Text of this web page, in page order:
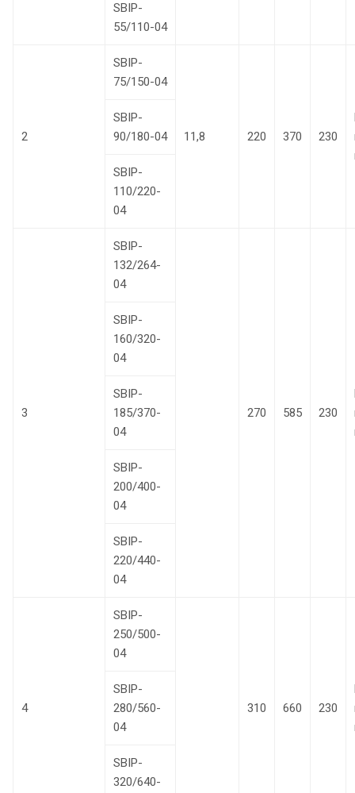
SBIP-
55/110-04
2
SBIP-
75/150-04
11,8 220 370 230
SBIP-
90/180-04
SBIP-
110/220-
04
3
SBIP-
132/264-
04
270 585 230
SBIP-
160/320-
04
SBIP-
185/370-
04
SBIP-
200/400-
04
SBIP-
220/440-
04
4
SBIP-
250/500-
04
310 660 230
SBIP-
280/560-
04
SBIP-
320/640-